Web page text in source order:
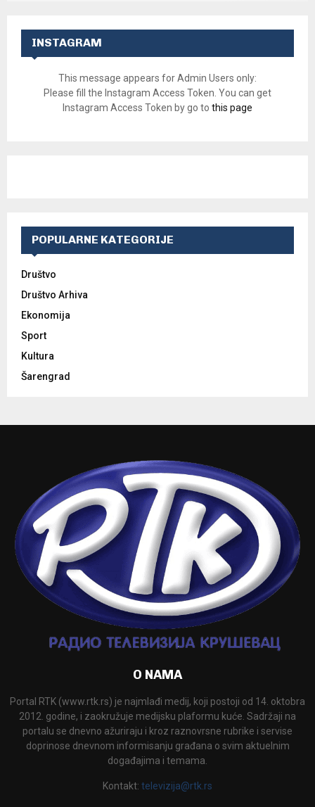
INSTAGRAM
This message appears for Admin Users only:
Please fill the Instagram Access Token. You can get
Instagram Access Token by go to this page
POPULARNE KATEGORIJE
Društvo
Društvo Arhiva
Ekonomija
Sport
Kultura
Šarengrad
O NAMA
Portal RTK (www.rtk.rs) je najmlađi medij, koji postoji od 14. oktobra
2012. godine, i zaokružuje medijsku plaformu kuće. Sadržaji na
portalu se dnevno ažuriraju i kroz raznovrsne rubrike i servise
doprinose dnevnom informisanju građana o svim aktuelnim
događajima i temama.
Kontakt: televizija@rtk.rs